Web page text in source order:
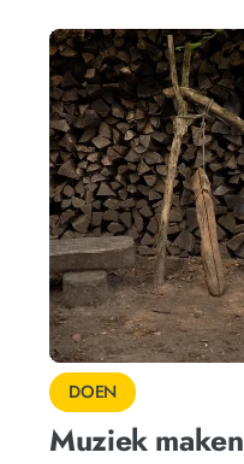
DOEN
Muziek maken